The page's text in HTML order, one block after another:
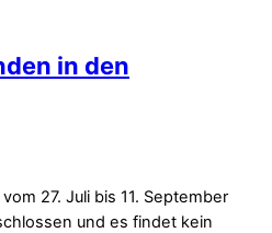
in den
27. Juli bis 11. September
und es findet kein